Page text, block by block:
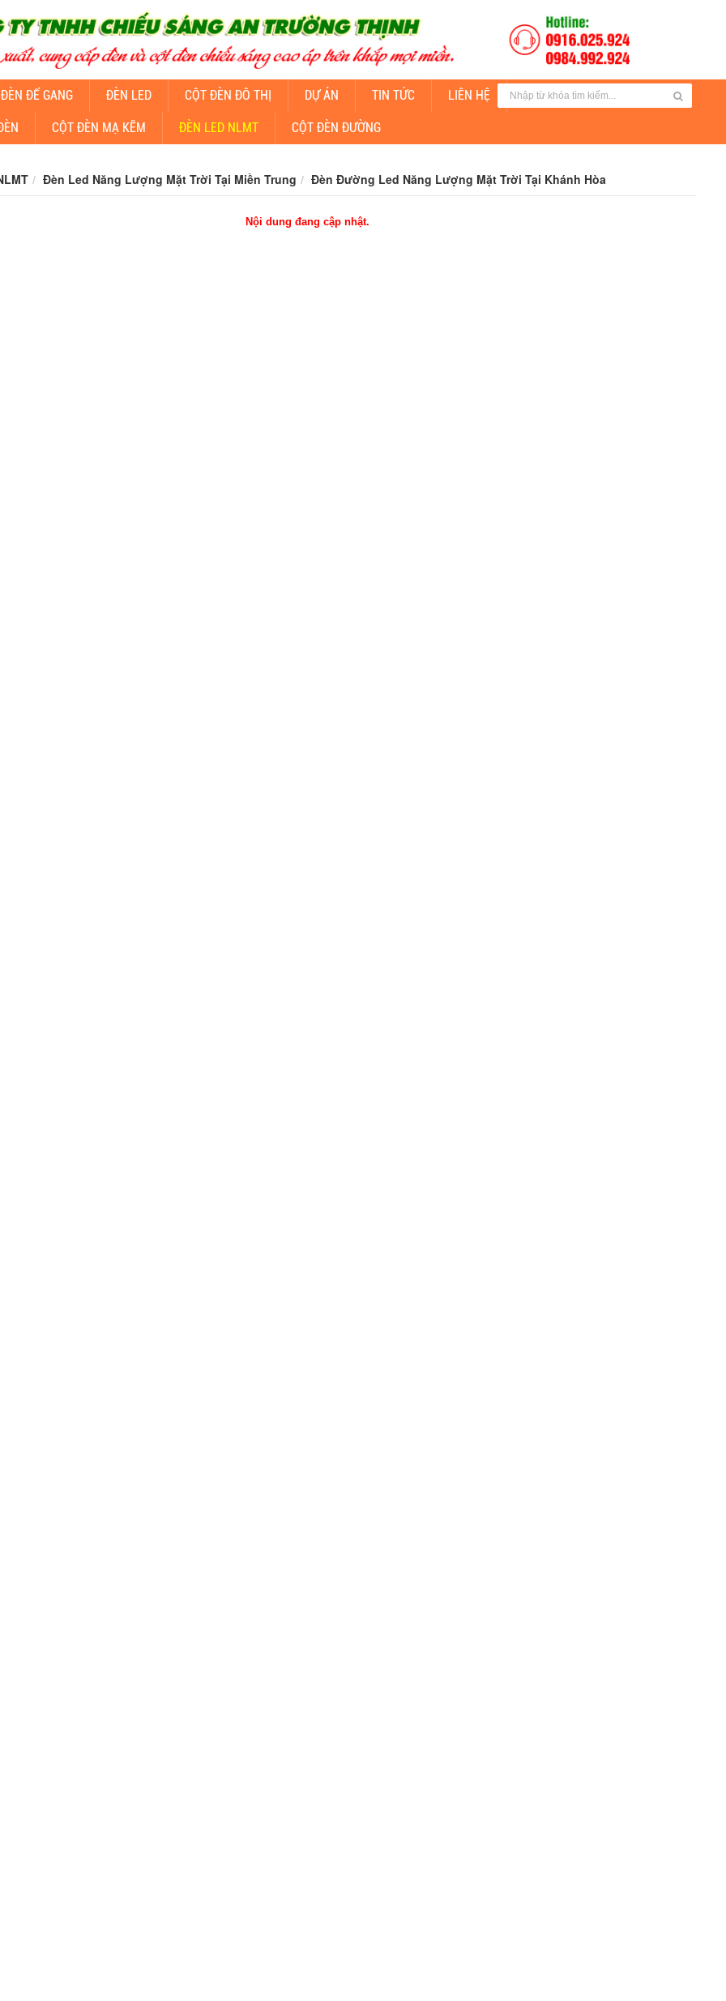
ĐỂ GANG ĐÈN LED CỘT ĐÈN ĐÔ THỊ DỰ ÁN TIN TỨC LIÊN HỆ CUNG CẤP ĐÈN CHIẾU SÁNG
CỘT ĐÈN MẠ KẼM ĐÈN LED NLMT CỘT ĐÈN ĐƯỜNG
Đèn Led Năng Lượng Mặt Trời Tại Miền Trung Đèn Đường Led Năng Lượng Mặt Trời Tại Khánh Hòa
Nội dung đang cập nhật.